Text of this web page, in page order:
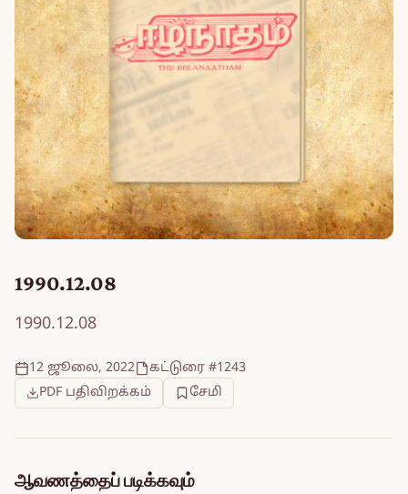
1990.12.08
1990.12.08
12 ஜூலை, 2022
கட்டுரை #1243
PDF பதிவிறக்கம்
சேமி
ஆவணத்தைப் படிக்கவும்